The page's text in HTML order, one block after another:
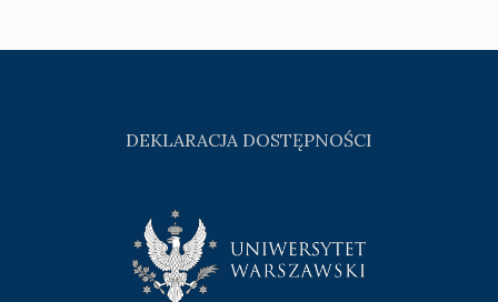
DEKLARACJA DOSTĘPNOŚCI